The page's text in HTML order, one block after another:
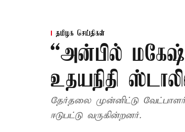
தமிழக செய்திகள்
“அன்பில்
உதயநிதி
தேர்தலை முன்னிட்டு
ஈடுபட்டு வருகின்றனர்.